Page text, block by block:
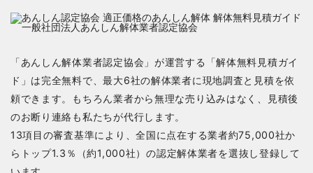
「あんしん解体業者認定協会」が運営する「解体無料見積ガイ
ド」は完全無料で、最大6社の解体業者に現地調査と見積を依
頼できます。もちろん業者から無理な売り込みはなく、見積後
のお断り連絡も私たちが代行します。
13項目の審査基準により、全国に点在する業者約75,000社か
らトップ1.3％（約1,000社）の認定解体業者を選抜し登録して